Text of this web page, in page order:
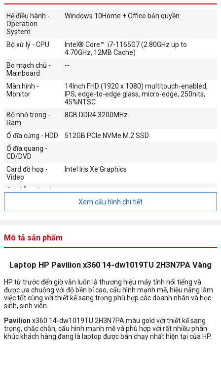
Hệ điều hành -
Operation
System
Windows 10Home + Office bản quyền
Bộ xử lý - CPU
Intel® Core™ i7-1165G7 (2.80GHz up to
4.70GHz, 12MB Cache)
Bo mạch chủ -
Mainboard
--
Màn hình -
Monitor
14Inch FHD (1920 x 1080) multitouch-enabled,
IPS, edge-to-edge glass, micro-edge, 250nits,
45%NTSC
Bộ nhớ trong -
Ram
8GB DDR4 3200MHz
Ổ đĩa cứng - HDD
512GB PCIe NVMe M.2 SSD
Ổ đĩa quang -
CD/DVD
Card đồ hoạ -
Video
Intel Iris Xe Graphics
Card Âm thanh -
Đọc thẻ - Card
1 x multi-format SD media card reader
Giao tiếp mạng -
Intel® Wi-Fi 6 AX 201 (2x2)
Cổng giao tiếp -
Port
1 x Super Speed USB Type C® 10Gbps signaling
rate (USB Power Delivery, DisplayPort™ 1.4, HP
2 x Super Speed USB Type A 5Gbps signaling
rate
Xem cấu hình chi tiết
Mô tả sản phẩm
Laptop HP Pavilion x360 14-dw1019TU 2H3N7PA Vàng
HP từ trước đến giờ vẫn luôn là thương hiệu máy tính nổi tiếng và
được ưa chuộng với độ bền bỉ cao, cấu hình mạnh mẽ, hiệu năng làm
việc tốt cùng với thiết kế sang trọng phù hợp các doanh nhân và học
sinh, sinh viên.
Pavilion x360 14-dw1019TU 2H3N7PA màu gold với thiết kế sang
trọng, chắc chắn, cấu hình mạnh mẽ và phù hợp với rất nhiều phân
khúc khách hàng đang là laptop được bán chạy nhất hiện tại của HP.